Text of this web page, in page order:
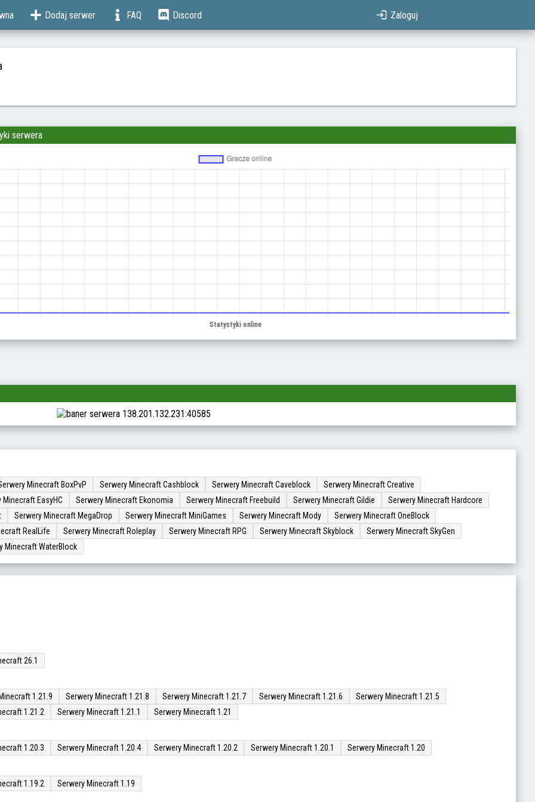
Dodaj serwer FAQ Discord Zaloguj
serwera
Minecraft BoxPvP Serwery Minecraft Cashblock Serwery Minecraft Caveblock
Serwery Minecraft Creative
Minecraft EasyHC
Serwery Minecraft Ekonomia Serwery Minecraft Freebuild Serwery Minecraft Gildie
Serwery Minecraft Hardcore
Serwery Minecraft MegaDrop Serwery Minecraft MiniGames Serwery Minecraft Mody
Serwery Minecraft OneBlock
RealLife
Serwery Minecraft Roleplay Serwery Minecraft RPG Serwery Minecraft Skyblock
Serwery Minecraft SkyGen
Minecraft WaterBlock
26.1
1.21.9 Serwery Minecraft 1.21.8 Serwery Minecraft 1.21.7 Serwery Minecraft 1.21.6
Serwery Minecraft 1.21.5
1.21.2
Serwery Minecraft 1.21.1 Serwery Minecraft 1.21
1.20.3 Serwery Minecraft 1.20.4 Serwery Minecraft 1.20.2 Serwery Minecraft 1.20.1 Serwery Minecraft 1.20
1.19.2 Serwery Minecraft 1.19